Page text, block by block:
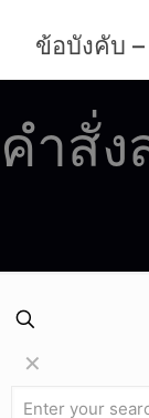
ข้อบังคับ –
คำสั่
✕